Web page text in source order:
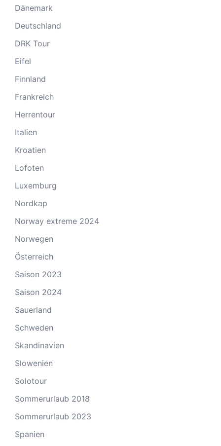
Dänemark
Deutschland
DRK Tour
Eifel
Finnland
Frankreich
Herrentour
Italien
Kroatien
Lofoten
Luxemburg
Nordkap
Norway extreme 2024
Norwegen
Österreich
Saison 2023
Saison 2024
Sauerland
Schweden
Skandinavien
Slowenien
Solotour
Sommerurlaub 2018
Sommerurlaub 2023
Spanien